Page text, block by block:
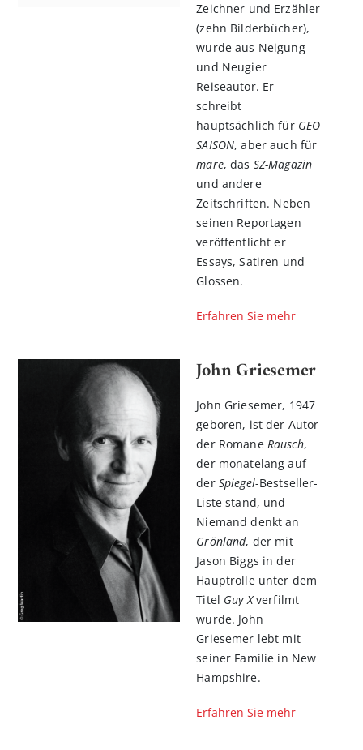
Zeichner und Erzähler
(zehn Bilderbücher),
wurde aus Neigung
und Neugier
Reiseautor. Er
schreibt
hauptsächlich für GEO
SAISON, aber auch für
mare, das SZ-Magazin
und andere
Zeitschriften. Neben
seinen Reportagen
veröffentlicht er
Essays, Satiren und
Glossen.
Erfahren Sie mehr
John Griesemer
John Griesemer, 1947
geboren, ist der Autor
der Romane Rausch,
der monatelang auf
der Spiegel-Bestseller-
Liste stand, und
Niemand denkt an
Grönland, der mit
Jason Biggs in der
Hauptrolle unter dem
Titel Guy Xverfilmt
wurde. John
Griesemer lebt mit
seiner Familie in New
Hampshire.
Erfahren Sie mehr